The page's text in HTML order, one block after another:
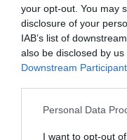
your opt-out. You may
disclosure of your
IAB’s list of
also be disclosed by
Downstream
Personal Data
I want to opt-out
2P
Deportivo
Compartir